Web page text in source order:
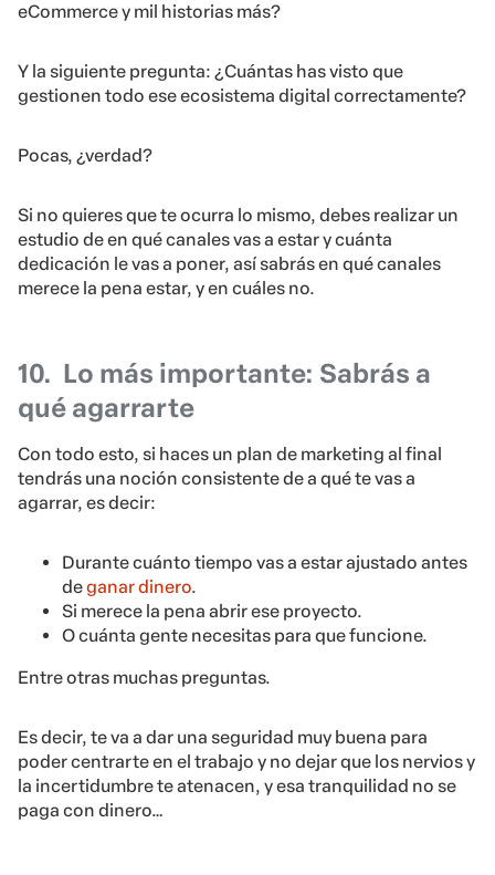
eCommerce y mil historias más?
Y la siguiente pregunta: ¿Cuántas has visto que
gestionen todo ese ecosistema digital correctamente?
Pocas, ¿verdad?
Si no quieres que te ocurra lo mismo, debes realizar un
estudio de en qué canales vas a estar y cuánta
dedicación le vas a poner, así sabrás en qué canales
merece la pena estar, y en cuáles no.
10. Lo más importante: Sabrás a
qué agarrarte
Con todo esto, si haces un plan de marketing al final
tendrás una noción consistente de a qué te vas a
agarrar, es decir:
Durante cuánto tiempo vas a estar ajustado antes
deganar dinero.
Si merece la pena abrir ese proyecto.
O cuánta gente necesitas para que funcione.
Entre otras muchas preguntas.
Es decir, te va a dar una seguridad muy buena para
poder centrarte en el trabajo y no dejar que los nervios y
la incertidumbre te atenacen, y esa tranquilidad no se
paga con dinero…